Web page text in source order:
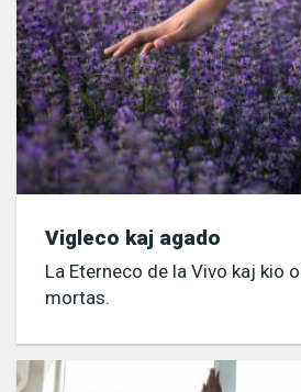
Vigleco kaj agado
La Eterneco de la Vivo kaj kio
mortas.